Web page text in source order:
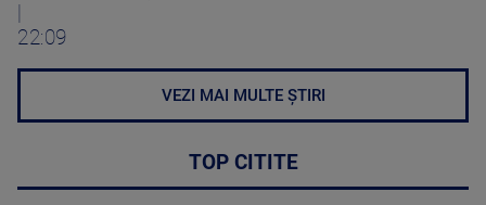
|
22:09
VEZI MAI MULTE ȘTIRI
TOP CITITE